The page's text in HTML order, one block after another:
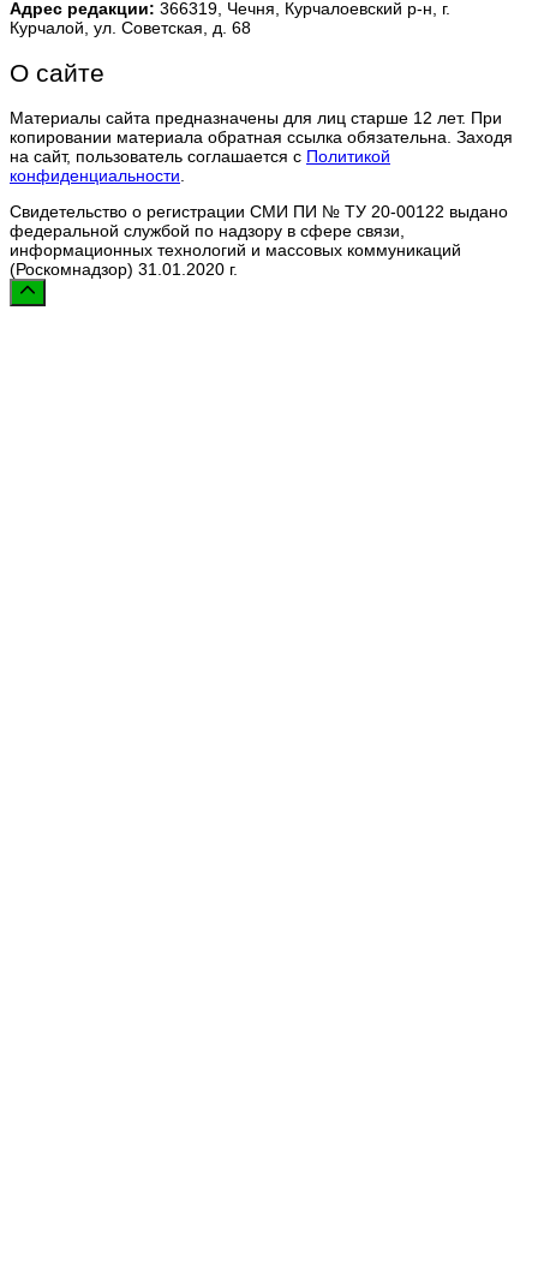
Адрес редакции: 366319, Чечня, Курчалоевский р-н, г.
Курчалой, ул. Советская, д. 68
О сайте
Материалы сайта предназначены для лиц старше 12 лет. При
копировании материала обратная ссылка обязательна. Заходя
на сайт, пользователь соглашается с Политикой
конфиденциальности